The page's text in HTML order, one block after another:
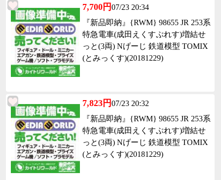
7,700円07/23 20:34
『新品即納』{RWM} 98655 JR 253系
特急電車(成田えくすぷれす)増結せ
っと(3両) Nげーじ 鉄道模型 TOMIX
(とみっくす)(20181229)
7,823円07/23 20:32
『新品即納』{RWM} 98655 JR 253系
特急電車(成田えくすぷれす)増結せ
っと(3両) Nげーじ 鉄道模型 TOMIX
(とみっくす)(20181229)